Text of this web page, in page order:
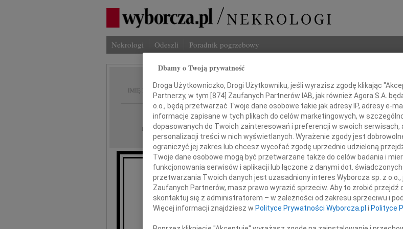
Nekrologi Odeszli Poradnik pogrzebowy
IMIĘ I NAZWISKO: Jerzy Bokiniec
REGION: Gdańsk
DATA EMISJI: 19.10.2010
Z głębokim żalem przyjęliśmy wiadomość o śmierci
Dbamy o Twoją prywatność
Droga Użytkowniczko, Drogi Użytkowniku, jeśli wyrazisz zgodę klikając
Partnerzy, w tym [874] Zaufanych Partnerów IAB, jak również Agora S.A.
o.o., będą przetwarzać Twoje dane osobowe takie jak adresy IP, adresy e-
informacje zapisane w tych plikach do celów marketingowych, w
dopasowanych do Twoich zainteresowań i preferencji w swoich serwisach,
personalizacji treści w nich wyświetlanych. Wyrażenie zgody jest
ograniczyć jej zakres lub chcesz wycofać zgodę uprzednio udzieloną
Twoje dane osobowe mogą być przetwarzane także do celów badania i
funkcjonowania serwisów i aplikacji lub łączone z danymi dot.
przetwarzania Twoich danych jest uzasadniony interes Wyborcza sp. z o.o.,
Zaufanych Partnerów, masz prawo wyrazić sprzeciw. Aby to zrobić przejdź
skontaktuj się z administratorem – w zależności od zakresu sprzeciwu i
Więcej informacji znajdziesz w Polityce Prywatności Wyborcza.pl i Polityce